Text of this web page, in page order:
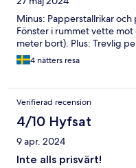
Minus: Papperstallrikar
Fönster i rummet vette
meter bort). Plus: Trevlig
4 nätters resa
Verifierad recension
4/10 Hyfsat
9 apr. 2024
Inte alls prisvärt!